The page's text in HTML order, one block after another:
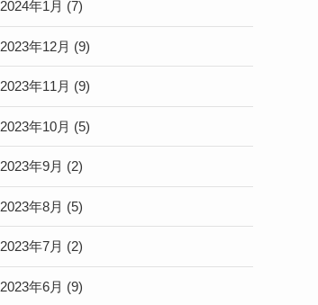
2024年1月 (7)
2023年12月 (9)
2023年11月 (9)
2023年10月 (5)
2023年9月 (2)
2023年8月 (5)
2023年7月 (2)
2023年6月 (9)